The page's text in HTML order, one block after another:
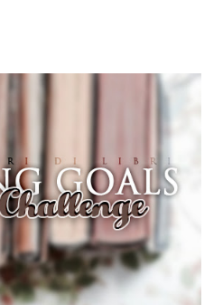
: Penelope Douglas
Compton Editori
Traduttore: Laura Lancini
È il fratello maggiore del
film dell'orrore che guardi
forte, e assolutamente
Ma io l'ho notato. L'ho
ha fatto, i misfatti ch...